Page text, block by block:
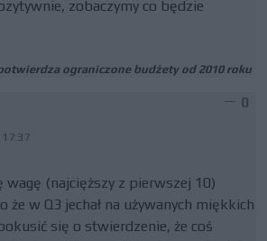
zobaczymy co będzie
ograniczone budżety od 2010 roku
0
wagę (najcięższy z pierwszej 10)
że w Q3 jechał na używanych miękkich
się o stwierdzenie, że coś